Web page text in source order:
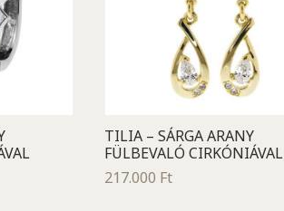
TILIA – SÁRGA ARANY
FÜLBEVALÓ CIRKÓNIÁVAL
217.000 Ft